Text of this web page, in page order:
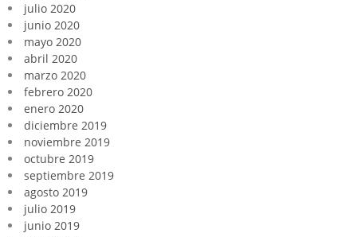
julio 2020
junio 2020
mayo 2020
abril 2020
marzo 2020
febrero 2020
enero 2020
diciembre 2019
noviembre 2019
octubre 2019
septiembre 2019
agosto 2019
julio 2019
junio 2019